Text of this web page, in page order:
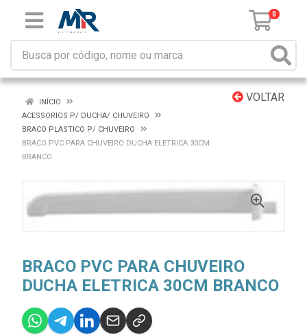
0
VOLTAR
INÍCIO
ACESSORIOS P/ DUCHA/ CHUVEIRO
BRACO PLASTICO P/ CHUVEIRO
BRACO PVC PARA CHUVEIRO DUCHA ELETRICA 30CM
BRANCO
BRACO PVC PARA CHUVEIRO
DUCHA ELETRICA 30CM BRANCO